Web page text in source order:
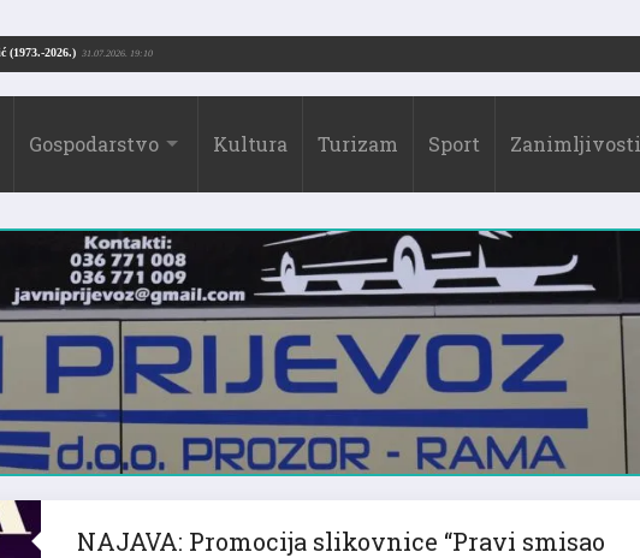
Drago Borić (1973.-2026.)
Gospodarstvo Kultura Turizam Sport Zanimljivosti
NAJAVA: Promocija slikovnice “Pravi smisao